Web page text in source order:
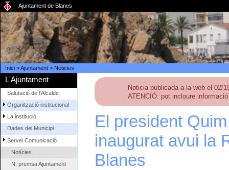
Ajuntament de Blanes
Inici>Ajuntament> Noticies
L'Ajuntament
Salutació de l'Alcalde
Organització institucional
La institució
Dades del Municipi
Servei Comunicació
Notícies
N. premsa Ajuntament
Noticia publicada a la web el 02/
ATENCIÓ: pot incloure
El president
inaugurat avui la
Blanes